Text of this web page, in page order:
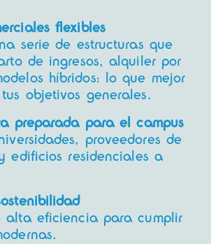
flexibles
serie de estructuras que
de ingresos, alquiler por
híbridos: lo que mejor
objetivos generales.
preparada para el campus
proveedores de
edificios residenciales a
alta eficiencia para cumplir